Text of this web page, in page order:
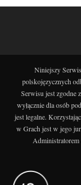
Niniejszy
polskojęzycznych
Serwisu jest zgodne
wyłącznie dla osób
jest legalne.
w Grach jest w jego
Administratorem